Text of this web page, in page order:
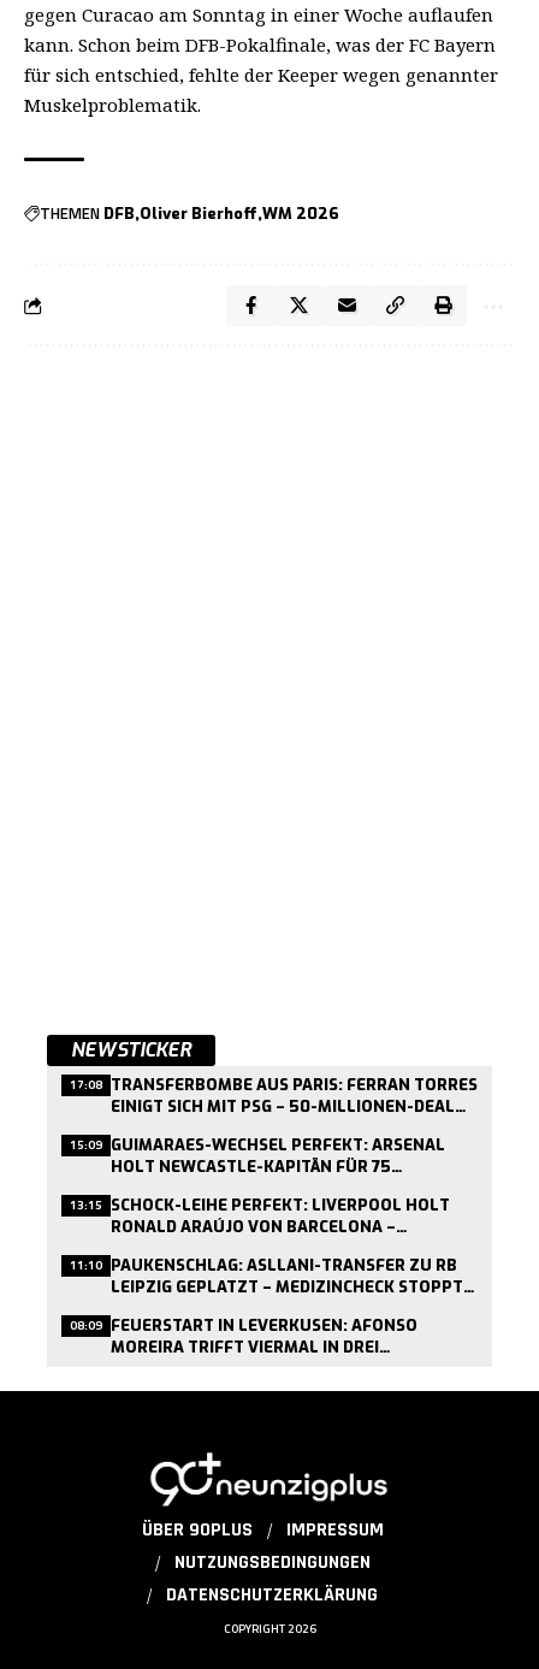
gegen Curacao am Sonntag in einer Woche auflaufen
kann. Schon beim DFB-Pokalfinale, was der FC Bayern
für sich entschied, fehlte der Keeper wegen genannter
Muskelproblematik.
THEMEN DFB Oliver Bierhoff WM 2026
NEWSTICKER
17:08 TRANSFERBOMBE AUS PARIS: FERRAN TORRES
EINIGT SICH MIT PSG – 50-MILLIONEN-DEAL
15:09 GUIMARAES-WECHSEL PERFEKT: ARSENAL
HOLT NEWCASTLE-KAPITÄN FÜR 75
13:15 SCHOCK-LEIHE PERFEKT: LIVERPOOL HOLT
RONALD ARAÚJO VON BARCELONA –
11:10 PAUKENSCHLAG: ASLLANI-TRANSFER ZU RB
LEIPZIG GEPLATZT – MEDIZINCHECK STOPPT
08:09 FEUERSTART IN LEVERKUSEN: AFONSO
MOREIRA TRIFFT VIERMAL IN DREI
ÜBER 90PLUS
IMPRESSUM
NUTZUNGSBEDINGUNGEN
DATENSCHUTZERKLÄRUNG
COPYRIGHT 2026